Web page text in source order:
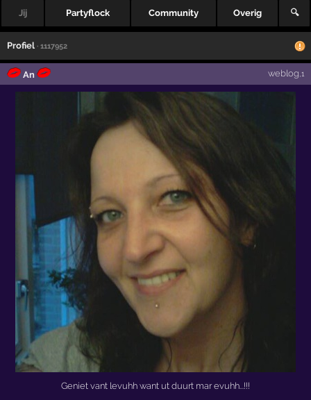
Jij Partyflock Community Overig 🔍
Profiel · 1117952
An weblog ,1
Geniet vant levuhh want ut duurt mar evuhh...!!!